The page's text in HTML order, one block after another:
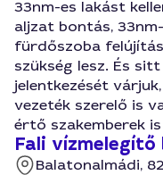
33nm-es lakást
aljzat bontás,
fürdőszoba
szükség lesz. És
jelentkezését
vezeték szerelő is
értő szakemberek
Fali vízmelegítő
Balatonalmádi,